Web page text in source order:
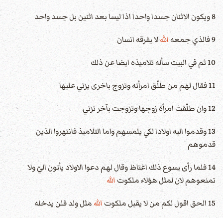
8 ويكون الاثنان جسدا واحدا اذا ليسا بعد اثنين بل جسد واحد
9 فالذي جمعه
اللهلا يفرقه انسان
10 ثم في البيت سأله تلاميذه ايضا عن ذلك
11 فقال لهم من طلّق امرأته وتزوج باخرى يزني عليها
12 وان طلّقت امرأة زوجها وتزوجت بآخر تزني
13 وقدموا اليه اولادا لكي يلمسهم واما التلاميذ فانتهروا الذين
قدموهم
14 فلما رأى يسوع ذلك اغتاظ وقال لهم دعوا الاولاد يأتون اليّ ولا
تمنعوهم لان لمثل هؤلاء ملكوت الله
15 الحق اقول لكم من لا يقبل ملكوت
الله مثل ولد فلن يدخله